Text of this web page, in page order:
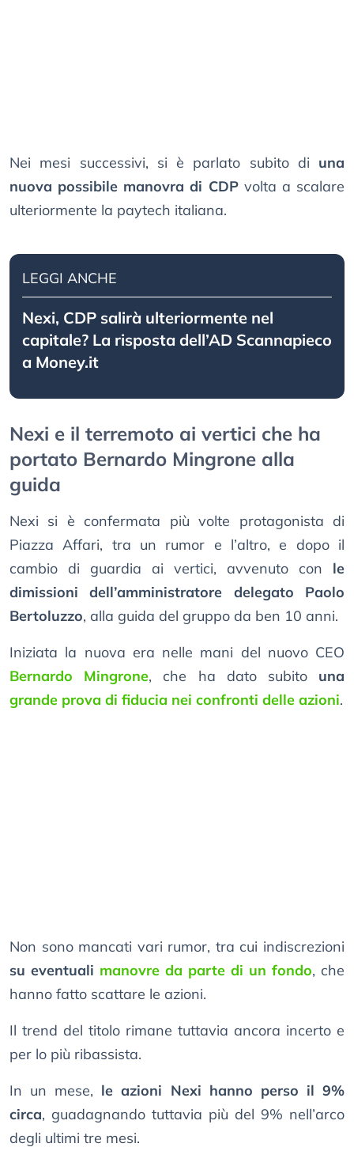
Nei mesi successivi, si è parlato subito di una
nuova possibile manovra di CDPvolta a scalare
ulteriormente la paytech italiana.
LEGGI ANCHE
Nexi, CDP salirà ulteriormente nel
capitale? La risposta dell’AD Scannapieco
a Money.it
Nexi e il terremoto ai vertici che ha
portato Bernardo Mingrone alla
guida
Nexi si è confermata più volte protagonista di
Piazza Affari, tra un rumor e l’altro, e dopo il
cambio di guardia ai vertici, avvenuto con le
dimissioni dell’amministratore delegato Paolo
Bertoluzzo, alla guida del gruppo da ben 10 anni.
Iniziata la nuova era nelle mani del nuovo CEO
Bernardo Mingrone, che ha dato subito una
grande prova di fiducia nei confronti delle azioni.
Non sono mancati vari rumor, tra cui indiscrezioni
su eventuali manovre da parte di un fondo, che
hanno fatto scattare le azioni.
Il trend del titolo rimane tuttavia ancora incerto e
per lo più ribassista.
In un mese, le azioni Nexi hanno perso il 9%
circa, guadagnando tuttavia più del 9% nell’arco
degli ultimi tre mesi.